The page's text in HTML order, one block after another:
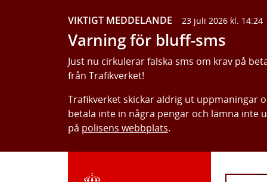
VIKTIGT MEDDELANDE 23 juli 2026 kl. 14:24
Varning för bluff-sms
Just nu cirkulerar falska sms om krav på
från Trafikverket!
Trafikverket skickar aldrig ut uppmaningar
betala inte in några pengar och lämna
på polisens webbplats.